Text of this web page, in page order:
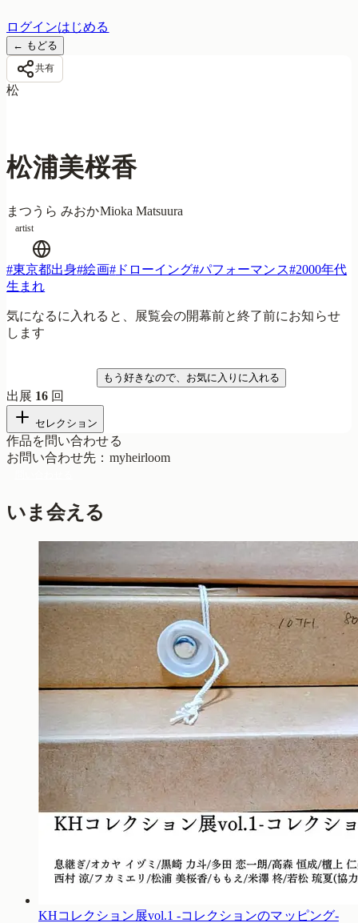
ログインはじめる
← もどる
共有
松
松浦美桜香
まつうら みおかMioka Matsuura
artist
#東京都出身#絵画#ドローイング#パフォーマンス#2000年代
生まれ
気になるに入れると、展覧会の開幕前と終了前にお知らせ
します
もう好きなので、お気に入りに入れる
出展 16 回
セレクション
作品を問い合わせる
お問い合わせ先 ： myheirloom
いま会える
KHコレクション展vol.1 -コレクションのマッピング-